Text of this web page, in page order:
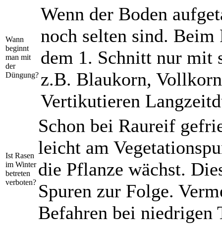
Wann
beginnt
man mit
der
Düngung?
Wenn der Boden
noch selten sind.
dem 1. Schnitt nur mit
z.B. Blaukorn,
Vertikutieren
Ist Rasen
im Winter
betreten
verboten?
Schon bei Raureif
leicht am
die Pflanze wächst.
Spuren zur Folge.
Befahren bei niedrigen